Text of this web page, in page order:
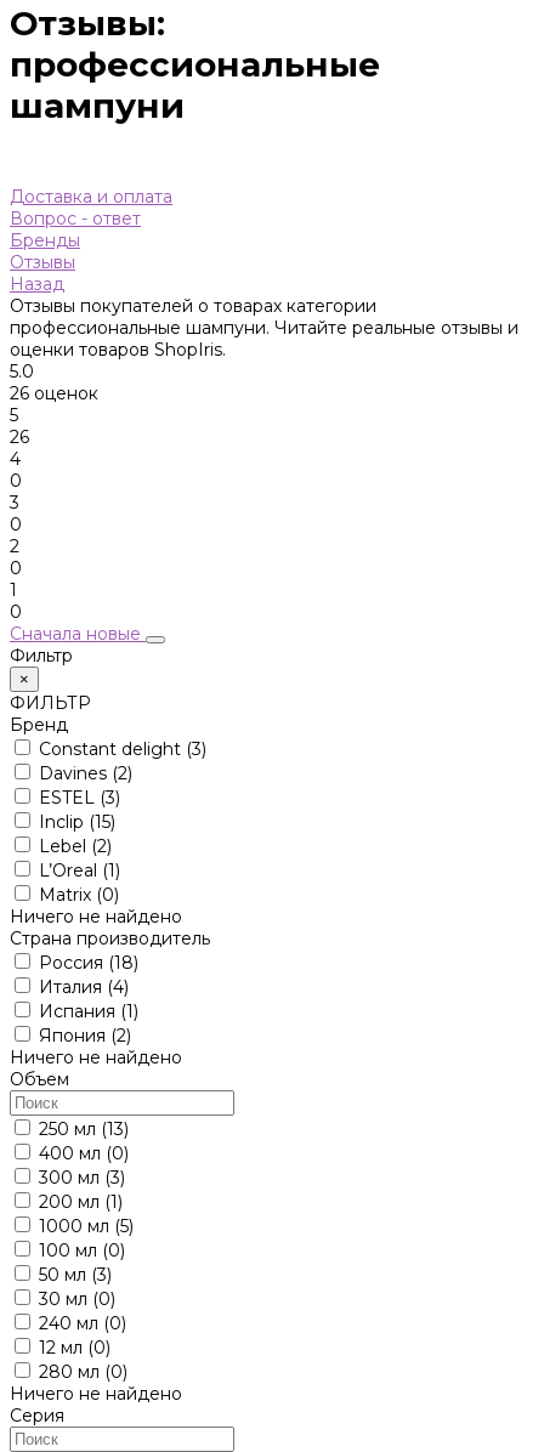
Отзывы:
профессиональные
шампуни
Доставка и оплата
Вопрос - ответ
Бренды
Отзывы
Назад
Отзывы покупателей о товарах категории
профессиональные шампуни. Читайте реальные отзывы и
оценки товаров ShopIris.
5.0
26 оценок
5
26
4
0
3
0
2
0
1
0
Сначала новые
Фильтр
×
ФИЛЬТР
Бренд
Constant delight (3)
Davines (2)
ESTEL
(3)
Inclip (15)
Lebel (2)
L’Oreal (1)
Matrix (0)
Ничего не найдено
Страна производитель
Россия (18)
Италия (4)
Испания (1)
Япония (2)
Ничего не найдено
Объем
250 мл (13)
400 мл (0)
300 мл (3)
200 мл (1)
1000 мл (5)
100 мл (0)
50 мл (3)
30 мл (0)
240 мл (0)
12 мл (0)
280 мл (0)
Ничего не найдено
Серия